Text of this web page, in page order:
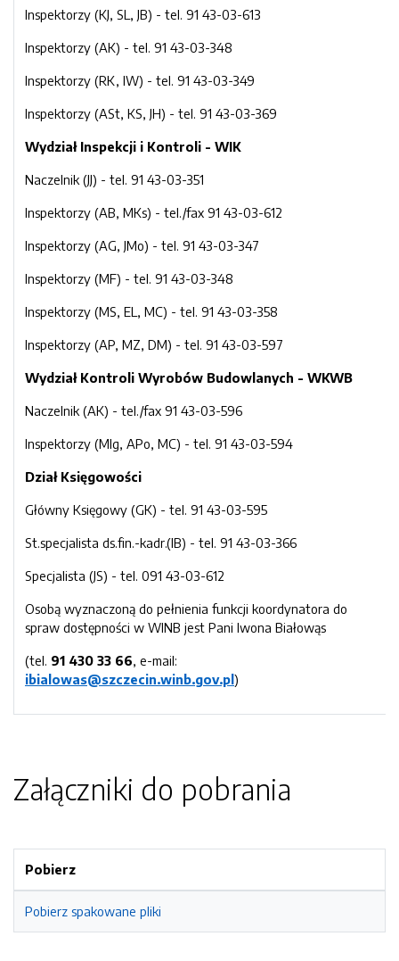
Inspektorzy (KJ, SL, JB) - tel. 91 43-03-613
Inspektorzy (AK) - tel. 91 43-03-348
Inspektorzy (RK, IW) - tel. 91 43-03-349
Inspektorzy (ASt, KS, JH) - tel. 91 43-03-369
Wydział Inspekcji i Kontroli - WIK
Naczelnik (JJ) - tel. 91 43-03-351
Inspektorzy (AB, MKs) - tel./fax 91 43-03-612
Inspektorzy (AG, JMo) - tel. 91 43-03-347
Inspektorzy (MF) - tel. 91 43-03-348
Inspektorzy (MS, EL, MC) - tel. 91 43-03-358
Inspektorzy (AP, MZ, DM) - tel. 91 43-03-597
Wydział Kontroli Wyrobów Budowlanych - WKWB
Naczelnik (AK) - tel./fax 91 43-03-596
Inspektorzy (MIg, APo, MC) - tel. 91 43-03-594
Dział Księgowości
Główny Księgowy (GK) - tel. 91 43-03-595
St.specjalista ds.fin.-kadr.(IB) - tel. 91 43-03-366
Specjalista (JS) - tel. 091 43-03-612
Osobą wyznaczoną do pełnienia funkcji koordynatora do
spraw dostępności w WINB jest Pani Iwona Białowąs
(tel. 91 430 33 66, e-mail:
ibialowas@szczecin.winb.gov.pl)
Załączniki do pobrania
Pobierz
Pobierz spakowane pliki